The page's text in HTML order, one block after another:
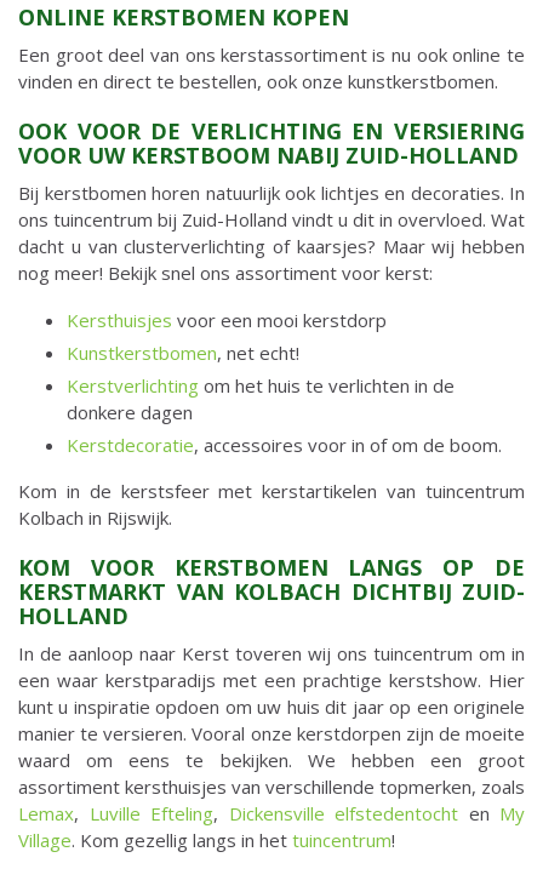
ONLINE KERSTBOMEN KOPEN
Een groot deel van ons kerstassortiment is nu ook online te
vinden en direct te bestellen, ook onze kunstkerstbomen.
OOK VOOR DE VERLICHTING EN VERSIERING
VOOR UW KERSTBOOM NABIJ ZUID-HOLLAND
Bij kerstbomen horen natuurlijk ook lichtjes en decoraties. In
ons tuincentrum bij Zuid-Holland vindt u dit in overvloed. Wat
dacht u van clusterverlichting of kaarsjes? Maar wij hebben
nog meer! Bekijk snel ons assortiment voor kerst:
Kersthuisjes voor een mooi kerstdorp
Kunstkerstbomen, net echt!
Kerstverlichting om het huis te verlichten in de
donkere dagen
Kerstdecoratie, accessoires voor in of om de boom.
Kom in de kerstsfeer met kerstartikelen van tuincentrum
Kolbach in Rijswijk.
KOM VOOR KERSTBOMEN LANGS OP DE
KERSTMARKT VAN KOLBACH DICHTBIJ ZUID-
HOLLAND
In de aanloop naar Kerst toveren wij ons tuincentrum om in
een waar kerstparadijs met een prachtige kerstshow. Hier
kunt u inspiratie opdoen om uw huis dit jaar op een originele
manier te versieren. Vooral onze kerstdorpen zijn de moeite
waard om eens te bekijken. We hebben een groot
assortiment kersthuisjes van verschillende topmerken, zoals
Lemax, Luville Efteling, Dickensville elfstedentocht en My
Village. Kom gezellig langs in het tuincentrum!